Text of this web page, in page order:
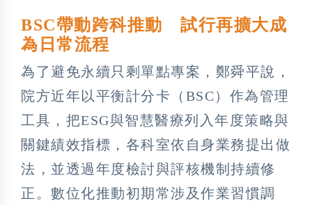
BSC帶動跨科推動 試行再擴大成
為日常流程
為了避免永續只剩單點專案，鄭舜平說，
院方近年以平衡計分卡（BSC）作為管理
工具，把ESG與智慧醫療列入年度策略與
關鍵績效指標，各科室依自身業務提出做
法，並透過年度檢討與評核機制持續修
正。數位化推動初期常涉及作業習慣調